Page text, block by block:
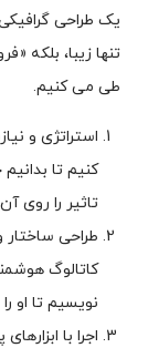
یک طراحی
تنها زیبا، بلکه
طی می کنیم.
استراتژی و
کنیم تا
تاثیر را روی
طراحی
کاتالوگ
نویسیم تا او
اجرا با